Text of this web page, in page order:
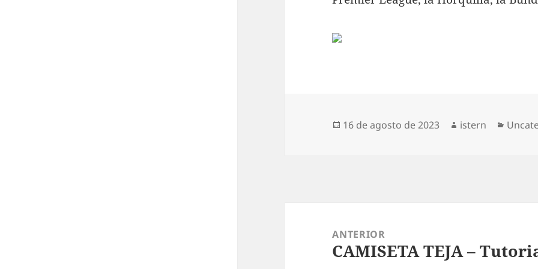
Publicado
16 de agosto de 2023 Autor
istern
entradas
ANTERIOR
Entrada
CAMISETA TEJA –